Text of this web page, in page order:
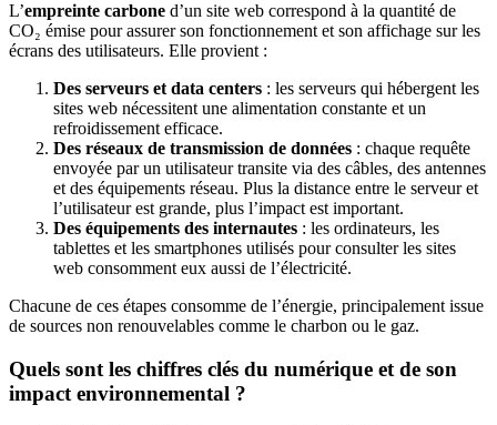
L’empreinte carbone d’un site web correspond à la quantité de
CO₂ émise pour assurer son fonctionnement et son affichage sur les
écrans des utilisateurs. Elle provient :
Des serveurs et data centers : les serveurs qui hébergent les
sites web nécessitent une alimentation constante et un
refroidissement efficace.
Des réseaux de transmission de données : chaque requête
envoyée par un utilisateur transite via des câbles, des antennes
et des équipements réseau. Plus la distance entre le serveur et
l’utilisateur est grande, plus l’impact est important.
Des équipements des internautes : les ordinateurs, les
tablettes et les smartphones utilisés pour consulter les sites
web consomment eux aussi de l’électricité.
Chacune de ces étapes consomme de l’énergie, principalement issue
de sources non renouvelables comme le charbon ou le gaz.
Quels sont les chiffres clés du numérique et de son
impact environnemental ?